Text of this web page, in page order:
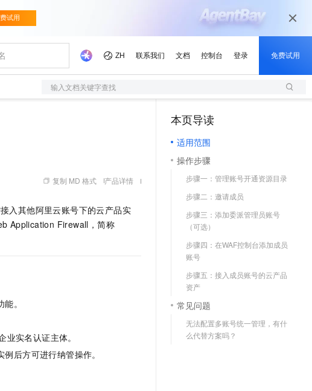
输入文档关键字查找
复制 MD 格式 产品详情
入其他阿里云账号下的云产品实
Application Firewall，简称
。
实名认证主体。
后方可进行纳管操作。
本页导读
适用范围
操作步骤
步骤一：管理账号开通资源目录
步骤二：邀请成员
步骤三：添加委派管理员账号
（可选）
步骤四：在WAF控制台添加成员
账号
步骤五：接入成员账号的云产品
资产
常见问题
无法配置多账号统一管理，有什
么代替方案吗？